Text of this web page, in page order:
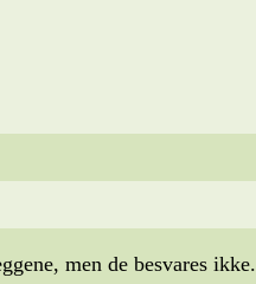
men de besvares ikke.